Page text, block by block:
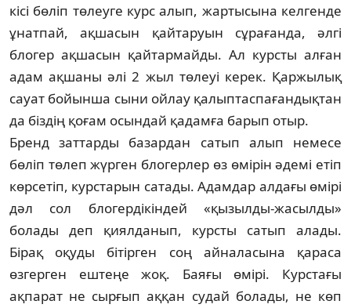
кісі бөліп төлеуге курс алып, жартысына келгенде
ұнатпай, ақшасын қай­таруын сұрағанда, әлгі
блогер ақшасын қай­тармайды. Ал курсты алған
адам ақшаны әлі 2 жыл төлеуі керек. Қаржылық
сауат бойын­ша сыни ойлау қалыптаспағандықтан
да біздің қоғам осындай қадамға барып отыр.
Бренд заттарды базардан сатып алып не­ме­се
бөліп төлеп жүрген блогерлер өз өмірін әде­мі етіп
көрсетіп, курстарын сатады. Адамдар ал­дағы өмірі
дәл сол блогердікіндей «қызылды-жа­сылды»
болады деп қиялданып, курсты са­тып алады.
Бірақ оқуды бітірген соң айна­ла­сына қараса
өзгерген ештеңе жоқ. Баяғы өмірі. Курс­тағы
ақпарат не сырғып аққан судай бо­ла­ды, не көп